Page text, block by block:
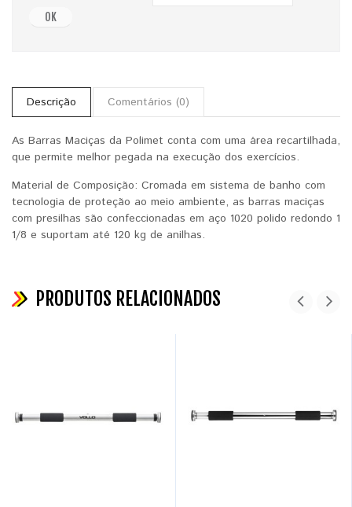
OK
Descrição Comentários (0)
As Barras Maciças da Polimet conta com uma área recartilhada,
que permite melhor pegada na execução dos exercícios.
Material de Composição: Cromada em sistema de banho com
tecnologia de proteção ao meio ambiente, as barras maciças
com presilhas são confeccionadas em aço 1020 polido redondo 1
1/8 e suportam até 120 kg de anilhas.
PRODUTOS RELACIONADOS